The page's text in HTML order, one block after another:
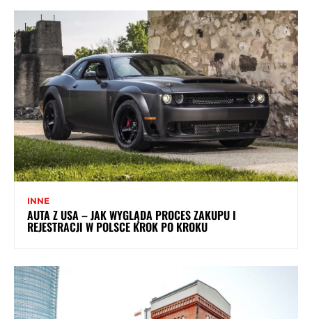
INNE
AUTA Z USA – JAK WYGLĄDA PROCES ZAKUPU I
REJESTRACJI W POLSCE KROK PO KROKU